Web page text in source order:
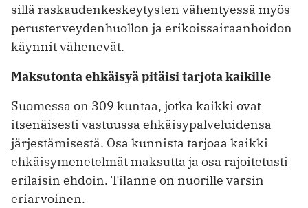
sillä raskaudenkeskeytysten vähentyessä myös
perusterveydenhuollon ja erikoissairaanhoidon
käynnit vähenevät.
Maksutonta ehkäisyä pitäisi tarjota kaikille
Suomessa on 309 kuntaa, jotka kaikki ovat
itsenäisesti vastuussa ehkäisypalveluidensa
järjestämisestä. Osa kunnista tarjoaa kaikki
ehkäisymenetelmät maksutta ja osa rajoitetusti
erilaisin ehdoin. Tilanne on nuorille varsin
eriarvoinen.